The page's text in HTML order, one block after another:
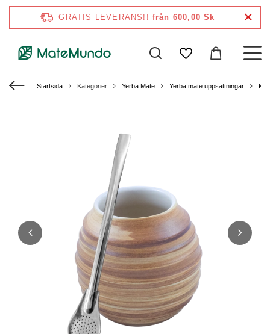
GRATIS LEVERANS!! från 600,00 Sk
Startsida Kategorier Yerba Mate Yerba mate uppsättningar